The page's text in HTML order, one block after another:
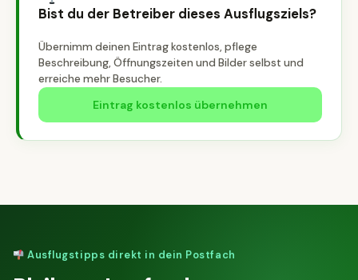
Bist du der Betreiber dieses Ausflugsziels?
Übernimm deinen Eintrag kostenlos, pflege
Beschreibung, Öffnungszeiten und Bilder selbst und
erreiche mehr Besucher.
Eintrag kostenlos übernehmen
Ausflugstipps direkt in dein Postfach